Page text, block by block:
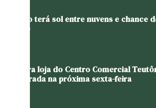
Sábado terá sol entre nuvens e chance
no Vale
Primeira loja do Centro Comercial
inaugurada na próxima sexta-feira